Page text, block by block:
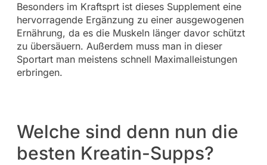
Besonders im Kraftsprt ist dieses Supplement eine
hervorragende Ergänzung zu einer ausgewogenen
Ernährung, da es die Muskeln länger davor schützt
zu übersäuern. Außerdem muss man in dieser
Sportart man meistens schnell Maximalleistungen
erbringen.
Welche sind denn nun die
besten Kreatin-Supps?